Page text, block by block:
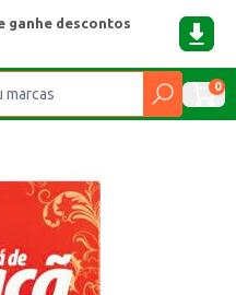
ganhe descontos
0